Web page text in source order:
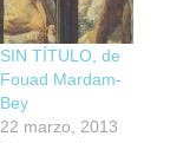
SIN TÍTULO, de
Fouad Mardam-
Bey
22 marzo, 2013